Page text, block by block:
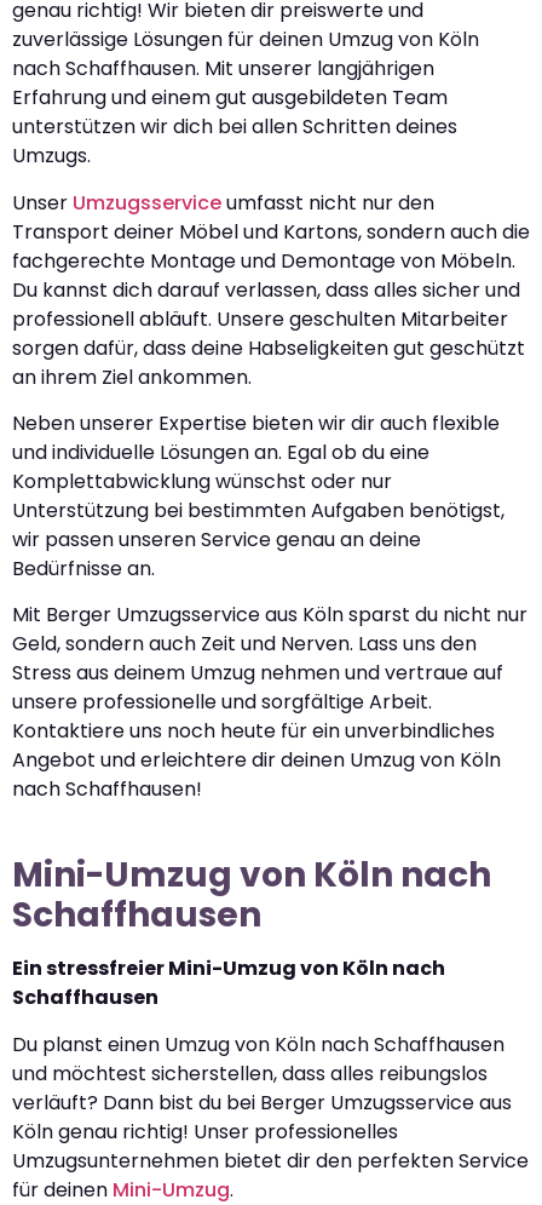
genau richtig! Wir bieten dir preiswerte und
zuverlässige Lösungen für deinen Umzug von Köln
nach Schaffhausen. Mit unserer langjährigen
Erfahrung und einem gut ausgebildeten Team
unterstützen wir dich bei allen Schritten deines
Umzugs.
Unser Umzugsserviceumfasst nicht nur den
Transport deiner Möbel und Kartons, sondern auch die
fachgerechte Montage und Demontage von Möbeln.
Du kannst dich darauf verlassen, dass alles sicher und
professionell abläuft. Unsere geschulten Mitarbeiter
sorgen dafür, dass deine Habseligkeiten gut geschützt
an ihrem Ziel ankommen.
Neben unserer Expertise bieten wir dir auch flexible
und individuelle Lösungen an. Egal ob du eine
Komplettabwicklung wünschst oder nur
Unterstützung bei bestimmten Aufgaben benötigst,
wir passen unseren Service genau an deine
Bedürfnisse an.
Mit Berger Umzugsservice aus Köln sparst du nicht nur
Geld, sondern auch Zeit und Nerven. Lass uns den
Stress aus deinem Umzug nehmen und vertraue auf
unsere professionelle und sorgfältige Arbeit.
Kontaktiere uns noch heute für ein unverbindliches
Angebot und erleichtere dir deinen Umzug von Köln
nach Schaffhausen!
Mini-Umzug von Köln nach
Schaffhausen
Ein stressfreier Mini-Umzug von Köln nach
Schaffhausen
Du planst einen Umzug von Köln nach Schaffhausen
und möchtest sicherstellen, dass alles reibungslos
verläuft? Dann bist du bei Berger Umzugsservice aus
Köln genau richtig! Unser professionelles
Umzugsunternehmen bietet dir den perfekten Service
für deinen Mini-Umzug.